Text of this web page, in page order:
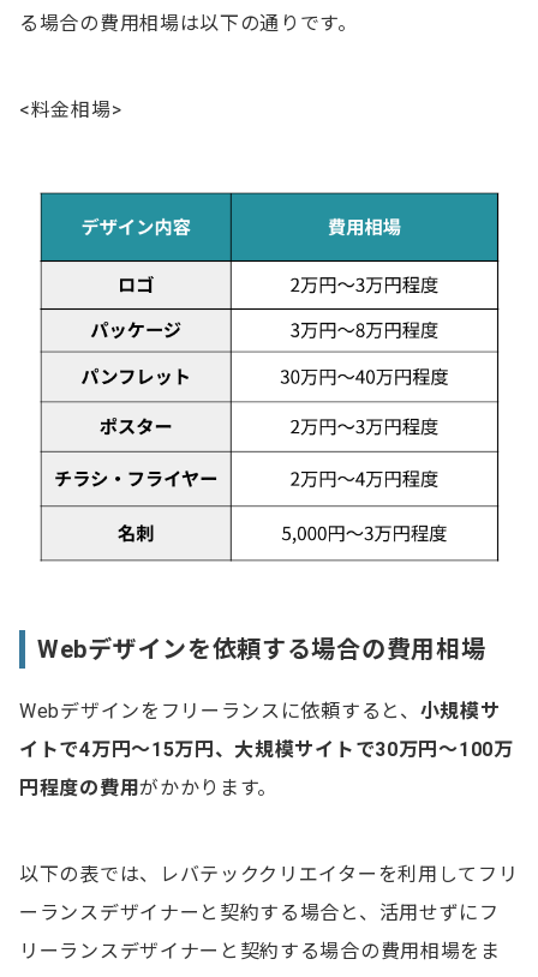
相談や見積もりの依頼をする
デザインの打ち合わせをする
デザインの外注で失敗しないための注意点
ゆとりあるスケジュール設定をする
契約書を作成する
フリーランス選びで迷ったらエージェントの活用を
る場合の費用相場は以下の通りです。
<料金相場>
Webデザインを依頼する場合の費用相場
Webデザインをフリーランスに依頼すると、 小規模サ
イトで4万円～15万円、大規模サイトで30万円～100万
円程度の費用がかかります。
以下の表では、レバテッククリエイターを利用してフリ
ーランスデザイナーと契約する場合と、活用せずにフ
リーランスデザイナーと契約する場合の費用相場をま